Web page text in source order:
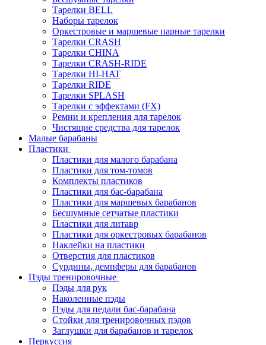
Тарелки BELL
Наборы тарелок
Оркестровые и маршевые парные тарелки
Тарелки CRASH
Тарелки CHINA
Тарелки CRASH-RIDE
Тарелки HI-HAT
Тарелки RIDE
Тарелки SPLASH
Тарелки с эффектами (FX)
Ремни и крепления для тарелок
Чистящие средства для тарелок
Малые барабаны
Пластики
Пластики для малого барабана
Пластики для том-томов
Комплекты пластиков
Пластики для бас-барабана
Пластики для маршевых барабанов
Бесшумные сетчатые пластики
Пластики для литавр
Пластики для оркестровых барабанов
Наклейки на пластики
Отверстия для пластиков
Сурдины, демпферы для барабанов
Пэды тренировочные
Пэды для рук
Наколенные пэды
Пэды для педали бас-барабана
Стойки для тренировочных пэдов
Заглушки для барабанов и тарелок
Перкуссия